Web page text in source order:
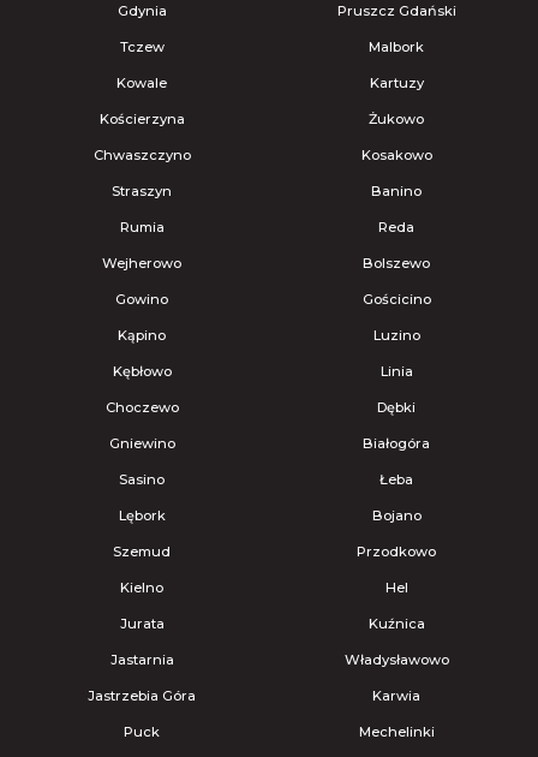
Gdynia Pruszcz Gdański
Tczew Malbork
Kowale Kartuzy
Kościerzyna Żukowo
Chwaszczyno Kosakowo
Straszyn Banino
Rumia Reda
Wejherowo Bolszewo
Gowino Gościcino
Kąpino Luzino
Kębłowo Linia
Choczewo Dębki
Gniewino Białogóra
Sasino Łeba
Lębork Bojano
Szemud Przodkowo
Kielno Hel
Jurata Kuźnica
Jastarnia Władysławowo
Jastrzebia Góra Karwia
Puck Mechelinki